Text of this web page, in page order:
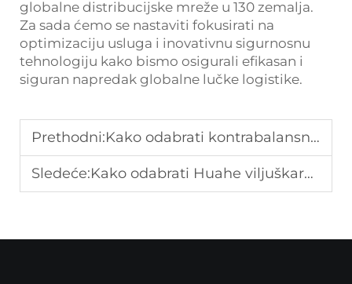
globalne distribucijske mreže u 130 zemalja.
Za sada ćemo se nastaviti fokusirati na
optimizaciju usluga i inovativnu sigurnosnu
tehnologiju kako bismo osigurali efikasan i
siguran napredak globalne lučke logistike.
Prethodni:Kako odabrati kontrabalansni viljušnik za luku?
Sledeće:Kako odabrati Huahe viljuškare za rad u luci?